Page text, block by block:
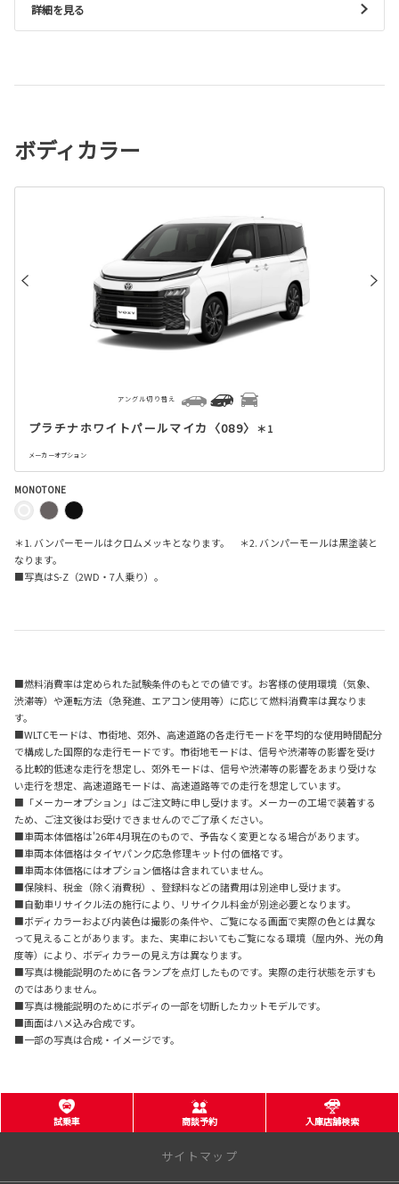
詳細を見る
ボディカラー
プラチナホワイトパールマイカ〈089〉 ＊1
メーカーオプション
アングル切り替え
MONOTONE
＊1. バンパーモールはクロムメッキとなります。 ＊2. バンパーモールは黒塗装と
なります。
■写真はS-Z （2WD ・ 7人乗り）。
■燃料消費率は定められた試験条件のもとでの値です。お客様の使用環境（気象、
渋滞等）や運転方法（急発進、エアコン使用等）に応じて燃料消費率は異なりま
す。
■WLTCモードは、市街地、郊外、高速道路の各走行モードを平均的な使用時間配分
で構成した国際的な走行モードです。市街地モードは、信号や渋滞等の影響を受け
る比較的低速な走行を想定し、郊外モードは、信号や渋滞等の影響をあまり受けな
い走行を想定、高速道路モードは、高速道路等での走行を想定しています。
■「メーカーオプション」はご注文時に申し受けます。メーカーの工場で装着する
ため、ご注文後はお受けできませんのでご了承ください。
■車両本体価格は'26年4月現在のもので、予告なく変更となる場合があります。
■車両本体価格はタイヤパンク応急修理キット付の価格です。
■車両本体価格にはオプション価格は含まれていません。
■保険料、税金（除く消費税）、登録料などの諸費用は別途申し受けます。
■自動車リサイクル法の施行により、リサイクル料金が別途必要となります。
■ボディカラーおよび内装色は撮影の条件や、ご覧になる画面で実際の色とは異な
って見えることがあります。また、実車においてもご覧になる環境（屋内外、光の角
度等）により、ボディカラーの見え方は異なります。
■写真は機能説明のために各ランプを点灯したものです。実際の走行状態を示すも
のではありません。
■写真は機能説明のためにボディの一部を切断したカットモデルです。
■画面はハメ込み合成です。
■一部の写真は合成・イメージです。
試乗車 商談予約 入庫店舗検索
サイトマップ